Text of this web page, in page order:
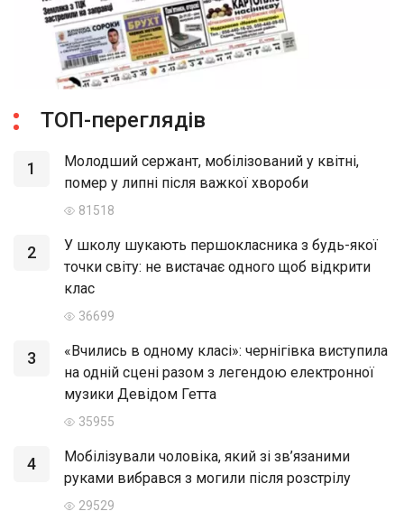
ТОП-переглядів
1
Молодший сержант, мобілізований у квітні,
помер у липні після важкої хвороби
81518
2
У школу шукають першокласника з будь-якої
точки світу: не вистачає одного щоб відкрити
клас
36699
3
«Вчились в одному класі»: чернігівка виступила
на одній сцені разом з легендою електронної
музики Девідом Гетта
35955
4
Мобілізували чоловіка, який зі зв’язаними
руками вибрався з могили після розстрілу
29529